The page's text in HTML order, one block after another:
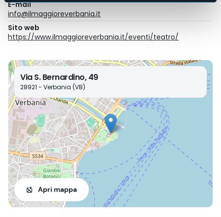
E-mail
info@ilmaggioreverbania.it
Sito web
https://www.ilmaggioreverbania.it/eventi/teatro/
Via S. Bernardino, 49
28921 - Verbania (VB)
Apri mappa